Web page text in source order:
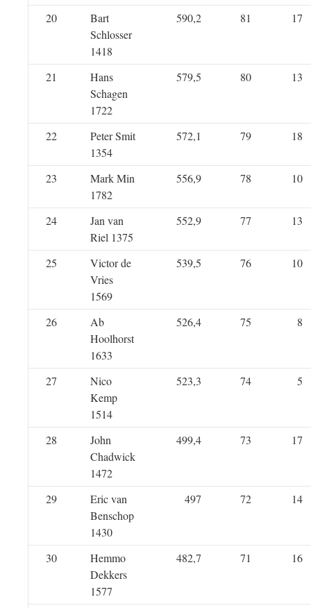
20
Bart
Schlosser
1418
590,2 81 17
21
Hans
Schagen
1722
579,5 80 13
22
Peter Smit
1354
572,1 79 18
23
Mark Min
1782
556,9 78 10
24
Jan van
Riel 1375
552,9 77 13
25
Victor de
Vries
1569
539,5 76 10
26
Ab
Hoolhorst
1633
526,4 75 8
27
Nico
Kemp
1514
523,3 74 5
28
John
Chadwick
1472
499,4 73 17
29
Eric van
Benschop
1430
497 72 14
30
Hemmo
Dekkers
1577
482,7 71 16